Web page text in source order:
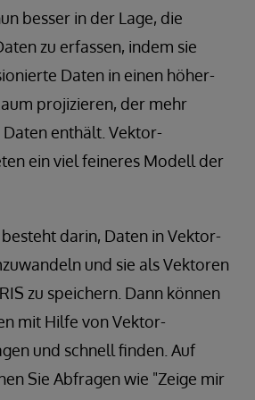
besser in der Lage, die
zu erfassen, indem sie
Daten in einen höher-
projizieren, der mehr
enthält. Vektor-
ein viel feineres Modell der
darin, Daten in Vektor-
und sie als Vektoren
zu speichern. Dann können
mit Hilfe von Vektor-
und schnell finden. Auf
Sie Abfragen wie "Zeige mir